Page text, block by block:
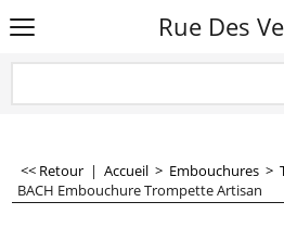
Rue Des
<< Retour | Accueil > Embouchures >
BACH Embouchure Trompette Artisan